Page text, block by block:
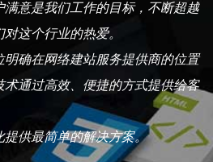
满意是我们工作的目标，不断超越
这个行业的热爱。
明确在网络建站服务提供商的位置
术通过高效、便捷的方式提供给客
提供最简单的解决方案。